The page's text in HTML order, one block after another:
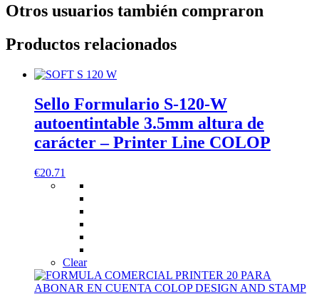
Otros usuarios también compraron
Productos relacionados
Sello Formulario S-120-W
autoentintable 3.5mm altura de
carácter – Printer Line COLOP
€20.71
Clear